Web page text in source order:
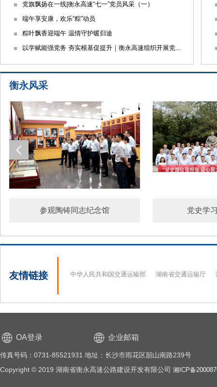
党旗飘扬在一线|衡永高速“七一”党员风采（一）
端午享安康，欢乐“粽”动员
粽叶飘香迎端午 温情守护暖归途
以学赋能强党务 夯实根基促提升｜衡永高速组织开展党...
衡永风采
参观陶铸同志纪念馆 党史学
友情链接 中华人民共和国交通运输部 湖南省交通运输厅
OA登录 企业邮箱
传真号码：0731-85521931 地址：长沙市雨花区韶山南路239号
Copyright © 2019 湖南省衡永高速公路建设开发有限公司 湘ICP备